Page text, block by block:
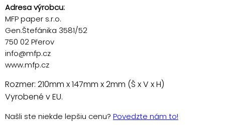
Adresa výrobcu:
MFP paper s.r.o.
Gen.Štefánika 3581/52
750 02 Přerov
info@mfp.cz
www.mfp.cz
Rozmer: 210mm x 147mm x 2mm (Š x V x H)
Vyrobené v EU.
Našli ste niekde lepšiu cenu? Povedzte nám to!